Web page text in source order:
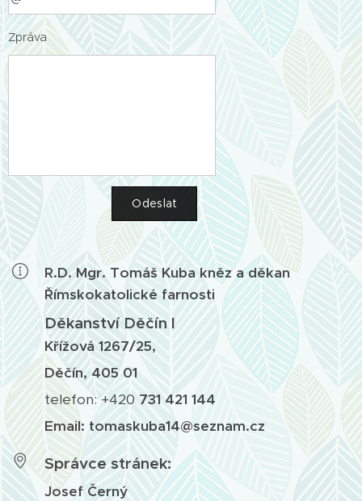
Zpráva
Odeslat
R.D. Mgr. Tomáš Kuba kněz a děkan
Římskokatolické farnosti
Děkanství Děčín I
Křížová 1267/25,
Děčín, 405 01
telefon: +420731 421 144
Email: tomaskuba14@seznam.cz
Správce stránek:
Josef Černý